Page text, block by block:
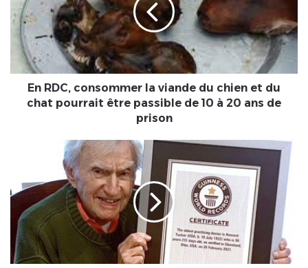
viande
chien
du
pourrait
20
prison
En RDC, consommer la viande du chien et du
chat pourrait être passible de 10 à 20 ans de
prison
il
médecin
en
exercice